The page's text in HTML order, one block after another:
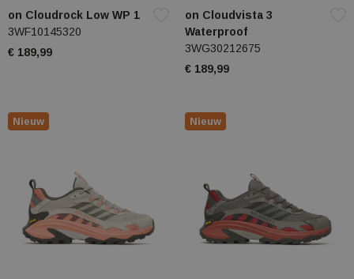
on Cloudrock Low WP 1
3WF10145320
€ 189,99
on Cloudvista 3
Waterproof
3WG30212675
€ 189,99
Nieuw Nieuw